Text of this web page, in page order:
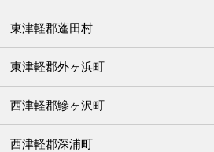
東津軽郡蓬田村
東津軽郡外ヶ浜町
西津軽郡鰺ヶ沢町
西津軽郡深浦町